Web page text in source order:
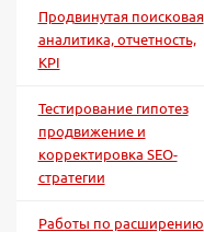
Продвинутая поисковая
аналитика, отчетность,
KPI
Тестирование гипотез
продвижение и
корректировка SEO-
стратегии
Работы по расширению